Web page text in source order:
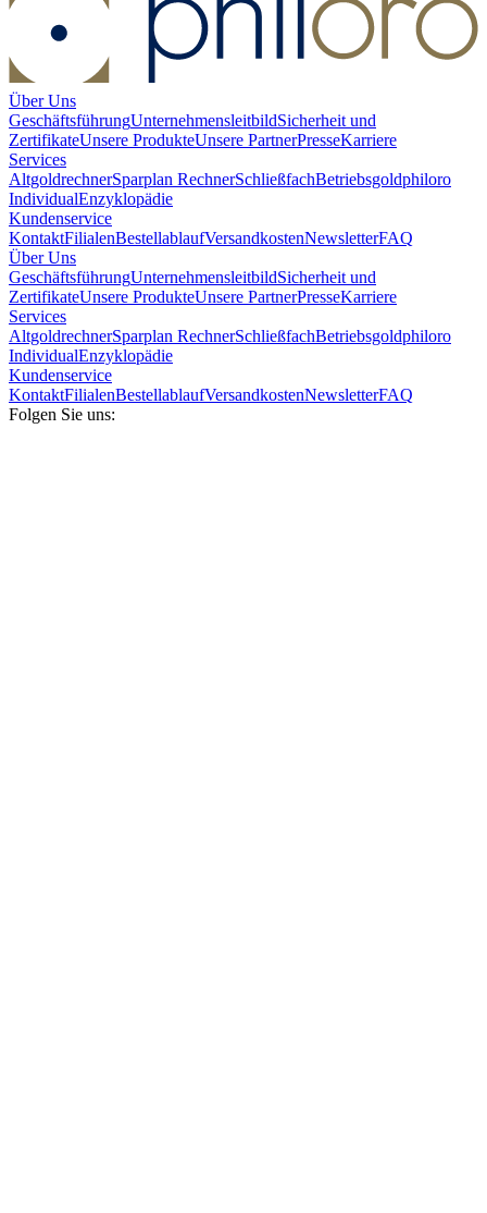
Über Uns
GeschäftsführungUnternehmensleitbildSicherheit und
ZertifikateUnsere ProdukteUnsere PartnerPresseKarriere
Services
AltgoldrechnerSparplan RechnerSchließfachBetriebsgoldphiloro
IndividualEnzyklopädie
Kundenservice
KontaktFilialenBestellablaufVersandkostenNewsletterFAQ
Über Uns
GeschäftsführungUnternehmensleitbildSicherheit und
ZertifikateUnsere ProdukteUnsere PartnerPresseKarriere
Services
AltgoldrechnerSparplan RechnerSchließfachBetriebsgoldphiloro
IndividualEnzyklopädie
Kundenservice
KontaktFilialenBestellablaufVersandkostenNewsletterFAQ
Folgen Sie uns: